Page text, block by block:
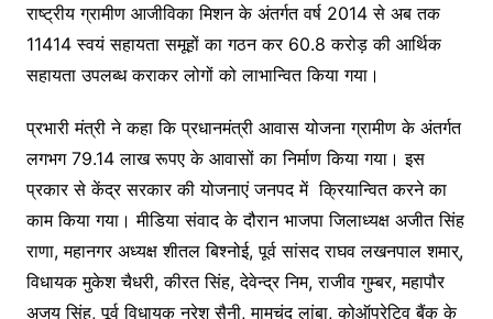
राष्ट्रीय ग्रामीण आजीविका मिशन के अंतर्गत वर्ष 2014 से अब तक
11414 स्वयं सहायता समूहों का गठन कर 60.8 करोड़ की आर्थिक
सहायता उपलब्ध कराकर लोगों को लाभान्वित किया गया।
प्रभारी मंत्री ने कहा कि प्रधानमंत्री आवास योजना ग्रामीण के अंतर्गत
लगभग 79.14 लाख रूपए के आवासों का निर्माण किया गया। इस
प्रकार से केंद्र सरकार की योजनाएं जनपद में क्रियान्वित करने का
काम किया गया। मीडिया संवाद के दौरान भाजपा जिलाध्यक्ष अजीत सिंह
राणा, महानगर अध्यक्ष शीतल बिश्नोई, पूर्व सांसद राघव लखनपाल शमार्,
विधायक मुकेश चैधरी, कीरत सिंह, देवेन्द्र निम, राजीव गुम्बर, महापौर
अजय सिंह, पूर्व विधायक नरेश सैनी, मामचंद लांबा, कोऑपरेटिव बैंक के